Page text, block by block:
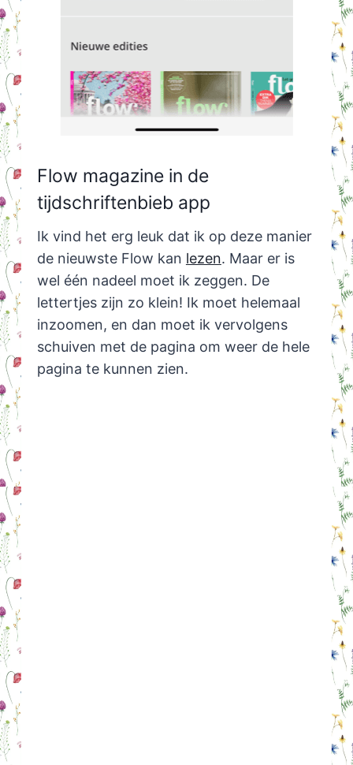
Flow magazine in de
tijdschriftenbieb app
Ik vind het erg leuk dat ik op deze manier
de nieuwste Flow kan lezen. Maar er is
wel één nadeel moet ik zeggen. De
lettertjes zijn zo klein! Ik moet helemaal
inzoomen, en dan moet ik vervolgens
schuiven met de pagina om weer de hele
pagina te kunnen zien.